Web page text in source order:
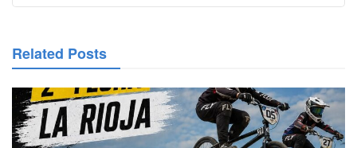
Related Posts